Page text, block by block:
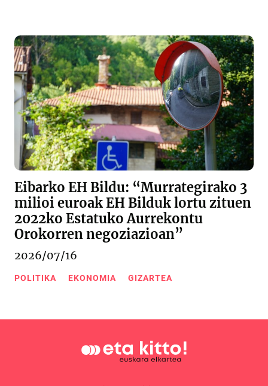
Eibarko EH Bildu: “Murrategirako 3
milioi euroak EH Bilduk lortu zituen
2022ko Estatuko Aurrekontu
Orokorren negoziazioan”
2026/07/16
POLITIKA EKONOMIA GIZARTEA